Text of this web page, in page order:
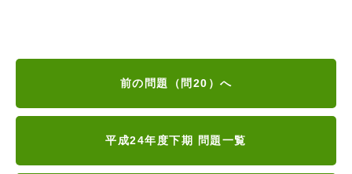
前の問題（問20）へ
平成24年度下期 問題一覧